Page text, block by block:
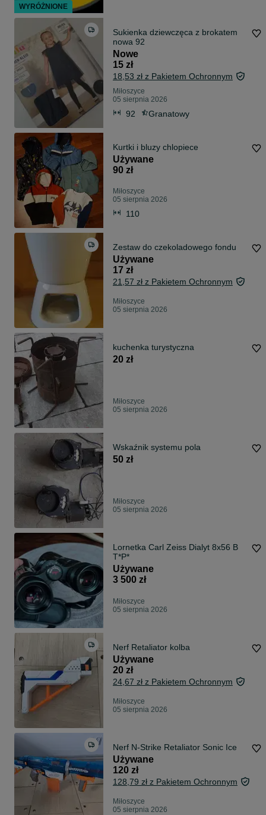
Sukienka dziewczęca z brokatem
nowa 92
Nowe
15 zł
18,53 zł z Pakietem Ochronnym
Miłoszyce
05 sierpnia 2026
92 Granatowy
Kurtki i bluzy chlopiece
Używane
90 zł
Miłoszyce
05 sierpnia 2026
110
Zestaw do czekoladowego fondu
Używane
17 zł
21,57 zł z Pakietem Ochronnym
Miłoszyce
05 sierpnia 2026
kuchenka turystyczna
20 zł
Miłoszyce
05 sierpnia 2026
Wskaźnik systemu pola
50 zł
Miłoszyce
05 sierpnia 2026
Lornetka Carl Zeiss Dialyt 8x56 B
T*P*
Używane
3 500 zł
Miłoszyce
05 sierpnia 2026
Nerf Retaliator kolba
Używane
20 zł
24,67 zł z Pakietem Ochronnym
Miłoszyce
05 sierpnia 2026
Nerf N-Strike Retaliator Sonic Ice
Używane
120 zł
128,79 zł z Pakietem Ochronnym
Miłoszyce
05 sierpnia 2026
WYRÓŻNIONE